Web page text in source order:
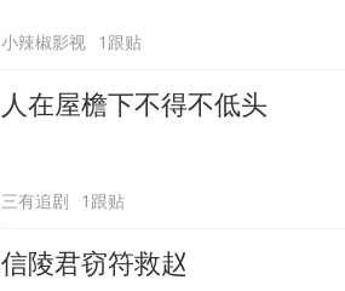
小辣椒影视 1跟贴
人在屋檐下不得不低头
三有追剧 1跟贴
信陵君窃符救赵